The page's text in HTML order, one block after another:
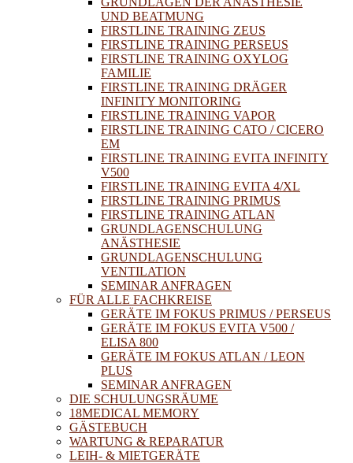
UND BEATMUNG
FIRSTLINE TRAINING ZEUS
FIRSTLINE TRAINING PERSEUS
FIRSTLINE TRAINING OXYLOG
FAMILIE
FIRSTLINE TRAINING DRÄGER
INFINITY MONITORING
FIRSTLINE TRAINING VAPOR
FIRSTLINE TRAINING CATO / CICERO
EM
FIRSTLINE TRAINING EVITA INFINITY
V500
FIRSTLINE TRAINING EVITA 4/XL
FIRSTLINE TRAINING PRIMUS
FIRSTLINE TRAINING ATLAN
GRUNDLAGENSCHULUNG
ANÄSTHESIE
GRUNDLAGENSCHULUNG
VENTILATION
SEMINAR ANFRAGEN
FÜR ALLE FACHKREISE
GERÄTE IM FOKUS PRIMUS / PERSEUS
GERÄTE IM FOKUS EVITA V500 /
ELISA 800
GERÄTE IM FOKUS ATLAN / LEON
PLUS
SEMINAR ANFRAGEN
DIE SCHULUNGSRÄUME
18MEDICAL MEMORY
GÄSTEBUCH
WARTUNG & REPARATUR
LEIH- & MIETGERÄTE